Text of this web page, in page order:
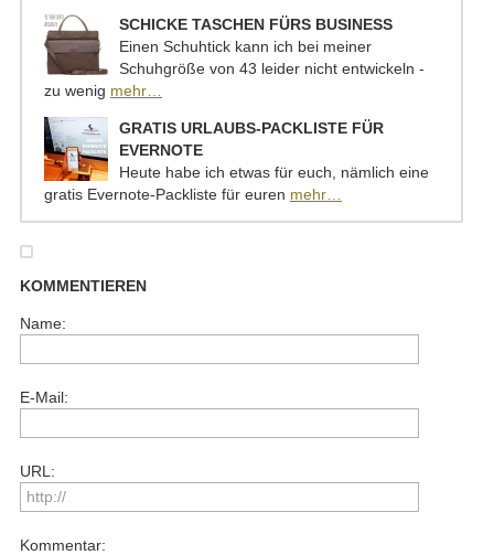
SCHICKE TASCHEN FÜRS BUSINESS
Einen Schuhtick kann ich bei meiner
Schuhgröße von 43 leider nicht entwickeln -
zu wenig mehr…
GRATIS URLAUBS-PACKLISTE FÜR
EVERNOTE
Heute habe ich etwas für euch, nämlich eine
gratis Evernote-Packliste für euren mehr…
KOMMENTIEREN
Name:
E-Mail:
URL:
Kommentar: